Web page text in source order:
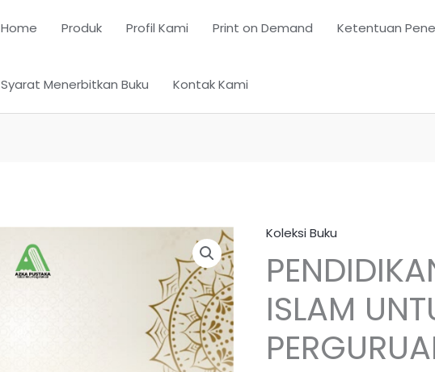
Home Produk Profil Kami Print on Demand Ketentuan
Syarat Menerbitkan Buku Kontak Kami
Koleksi Buku
ISLAM